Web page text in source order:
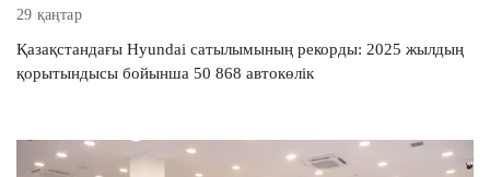
29 қаңтар
Қазақстандағы Hyundai сатылымының рекорды: 2025 жылдың
қорытындысы бойынша 50 868 автокөлік